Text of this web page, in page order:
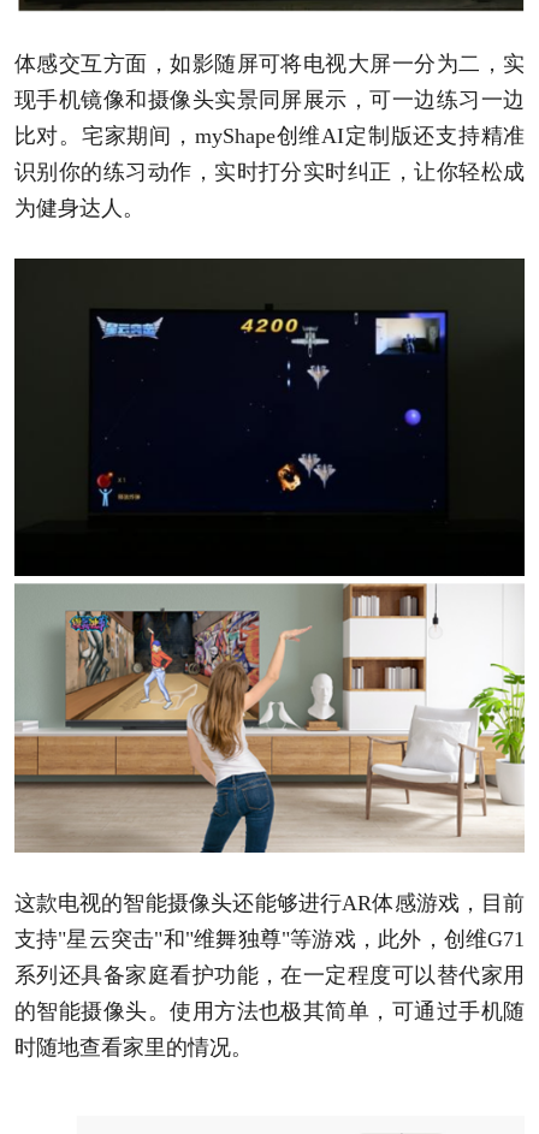
体感交互方面，如影随屏可将电视大屏一分为二，实
现手机镜像和摄像头实景同屏展示，可一边练习一边
比对。宅家期间，myShape创维AI定制版还支持精准
识别你的练习动作，实时打分实时纠正，让你轻松成
为健身达人。
这款电视的智能摄像头还能够进行AR体感游戏，目前
支持"星云突击"和"维舞独尊"等游戏，此外，创维G71
系列还具备家庭看护功能，在一定程度可以替代家用
的智能摄像头。使用方法也极其简单，可通过手机随
时随地查看家里的情况。